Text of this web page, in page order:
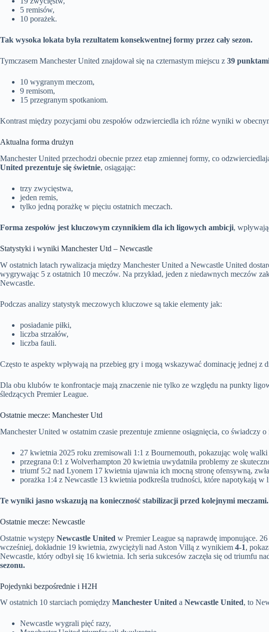
5 remisów,
10 porażek.
Tak wysoka lokata była rezultatem konsekwentnej formy przez cały sezon.
Tymczasem Manchester United znajdował się na czternastym miejscu z 39
10 wygranym meczom,
9 remisom,
15 przegranym spotkaniom.
Kontrast między pozycjami obu zespołów odzwierciedla ich różne wyniki w
Aktualna forma drużyn
Manchester United przechodzi obecnie przez etap zmiennej formy, co
United prezentuje się świetnie, osiągając:
trzy zwycięstwa,
jeden remis,
tylko jedną porażkę w pięciu ostatnich meczach.
Forma zespołów jest kluczowym czynnikiem dla ich ligowych ambicji,
Statystyki i wyniki Manchester Utd – Newcastle
W ostatnich latach rywalizacja między Manchester United a Newcastle United
wygrywając 5 z ostatnich 10 meczów. Na przykład, jeden z niedawnych meczów
Newcastle.
Podczas analizy statystyk meczowych kluczowe są takie elementy jak:
posiadanie piłki,
liczba strzałów,
liczba fauli.
Często te aspekty wpływają na przebieg gry i mogą wskazywać dominację jednej
Dla obu klubów te konfrontacje mają znaczenie nie tylko ze względu na punkty
śledzących Premier League.
Ostatnie mecze: Manchester Utd
Manchester United w ostatnim czasie prezentuje zmienne osiągnięcia, co świadczy
27 kwietnia 2025 roku zremisowali 1:1 z Bournemouth, pokazując wolę
przegrana 0:1 z Wolverhampton 20 kwietnia uwydatniła problemy ze
triumf 5:2 nad Lyonem 17 kwietnia ujawnia ich mocną stronę ofensywną,
porażka 1:4 z Newcastle 13 kwietnia podkreśla trudności, które napotykają w
Te wyniki jasno wskazują na konieczność stabilizacji przed kolejnymi meczami.
Ostatnie mecze: Newcastle
Ostatnie występy Newcastle United w Premier League są naprawdę imponujące.
wcześniej, dokładnie 19 kwietnia, zwyciężyli nad Aston Villą z wynikiem 4-1,
Newcastle, który odbył się 16 kwietnia. Ich seria sukcesów zaczęła się od triumfu
sezonu.
Pojedynki bezpośrednie i H2H
W ostatnich 10 starciach pomiędzy Manchester United a Newcastle United, to
Newcastle wygrali pięć razy,